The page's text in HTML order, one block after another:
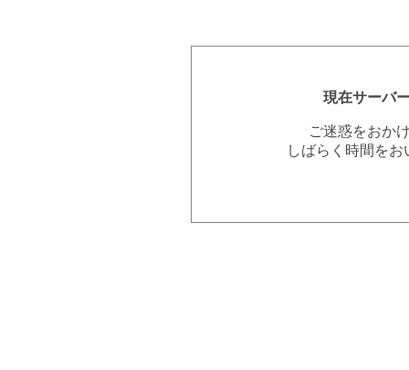
現在サーバ
ご迷惑をおか
しばらく時間を